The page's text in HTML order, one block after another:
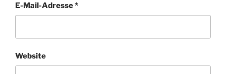
E-Mail-Adresse*
Website